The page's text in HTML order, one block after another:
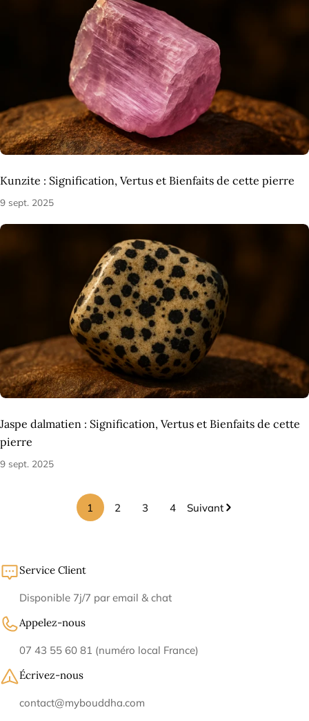
Kunzite : Signification, Vertus et Bienfaits de cette pierre
9 sept. 2025
Jaspe dalmatien : Signification, Vertus et Bienfaits de cette
pierre
9 sept. 2025
1 2 3 4 Suivant
Service Client
Disponible 7j/7 par email & chat
Appelez-nous
07 43 55 60 81 (numéro local France)
Écrivez-nous
contact@mybouddha.com